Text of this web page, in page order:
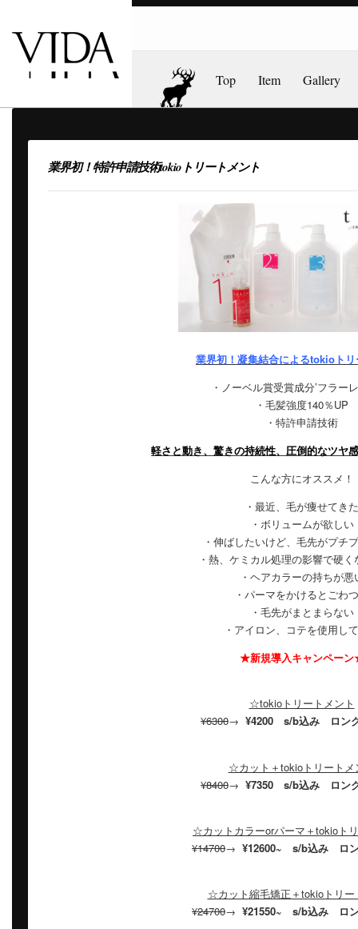
Top Item Gallery
業界初！特許申請技術tokioトリートメント
業界初！凝集結合によるtokioト
・ノーベル賞受賞成分’フラー
・毛髪強度140％UP
・特許申請技術
軽さと動き、驚きの持続性、圧倒的なツヤ
こんな方にオススメ！
・最近、毛が痩せてきた
・ボリュームが欲しい
・伸ばしたいけど、毛先がプチ
・熱、ケミカル処理の影響で硬
・ヘアカラーの持ちが悪
・パーマをかけるとごわ
・毛先がまとまらない
・アイロン、コテを使用し
★新規導入キャンペー
☆tokioトリートメント
¥6300→ ¥4200 s/b込み ロン
☆カット＋tokioトリートメ
¥8400→ ¥7350 s/b込み ロン
☆カットカラーorパーマ＋tokioト
¥14700→ ¥12600~ s/b込み ロ
☆カット縮毛矯正＋tokioトリー
¥24700→ ¥21550~ s/b込み ロ